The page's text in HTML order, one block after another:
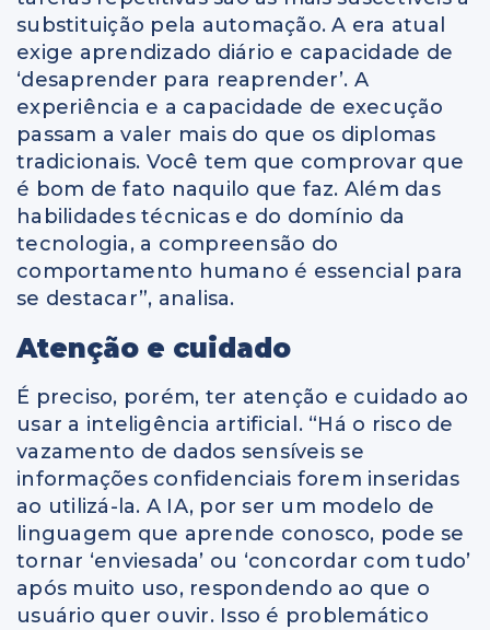
substituição pela automação. A era atual
exige aprendizado diário e capacidade de
‘desaprender para reaprender’. A
experiência e a capacidade de execução
passam a valer mais do que os diplomas
tradicionais. Você tem que comprovar que
é bom de fato naquilo que faz. Além das
habilidades técnicas e do domínio da
tecnologia, a compreensão do
comportamento humano é essencial para
se destacar”, analisa.
Atenção e cuidado
É preciso, porém, ter atenção e cuidado ao
usar a inteligência artificial. “Há o risco de
vazamento de dados sensíveis se
informações confidenciais forem inseridas
ao utilizá-la. A IA, por ser um modelo de
linguagem que aprende conosco, pode se
tornar ‘enviesada’ ou ‘concordar com tudo’
após muito uso, respondendo ao que o
usuário quer ouvir. Isso é problemático